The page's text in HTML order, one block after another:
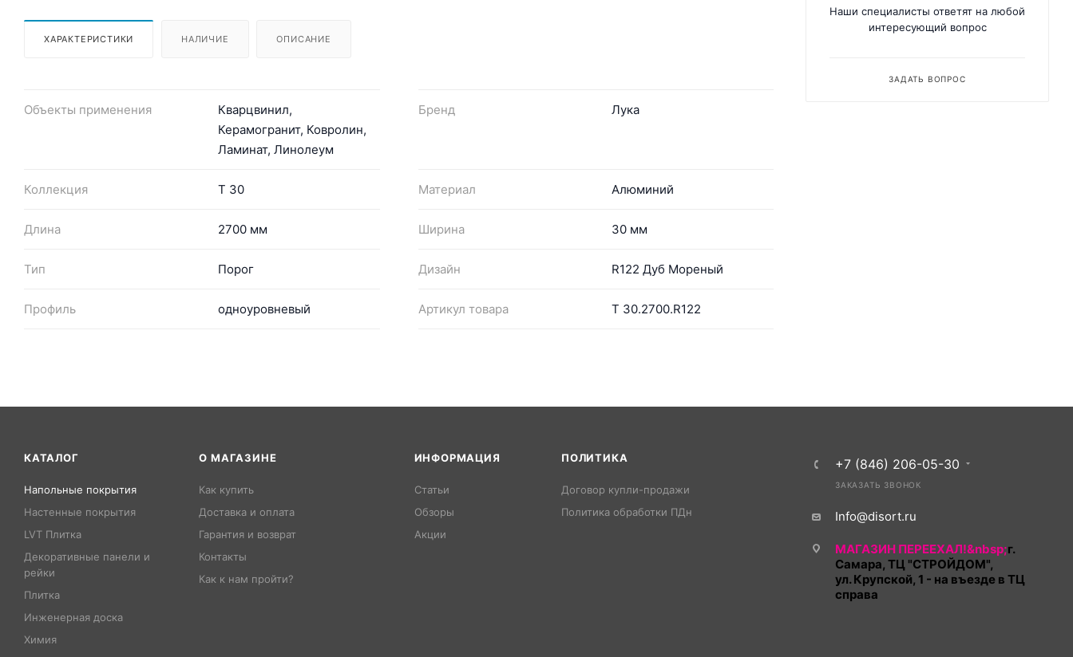
ХАРАКТЕРИСТИКИ НАЛИЧИЕ ОПИСАНИЕ
Объекты применения
Кварцвинил,
Керамогранит, Ковролин,
Ламинат, Линолеум
Бренд Лука
Коллекция Т 30 Материал Алюминий
Длина 2700 мм Ширина 30 мм
Тип Порог Дизайн R122 Дуб Мореный
Профиль одноуровневый Артикул товара Т 30.2700.R122
Наши специалисты ответят на любой
интересующий вопрос
ЗАДАТЬ ВОПРОС
КАТАЛОГ
Напольные покрытия
Настенные покрытия
LVT Плитка
Декоративные панели и
рейки
Плитка
Инженерная доска
Химия
О МАГАЗИНЕ
Как купить
Доставка и оплата
Гарантия и возврат
Контакты
Как к нам пройти?
ИНФОРМАЦИЯ
Статьи
Обзоры
Акции
ПОЛИТИКА
Договор купли-продажи
Политика обработки ПДн
+7 (846) 206-05-30
ЗАКАЗАТЬ ЗВОНОК
Info@disort.ru
МАГАЗИН ПЕРЕЕХАЛ!&nbsp;г.
Самара, ТЦ "СТРОЙДОМ",
ул. Крупской, 1 - на въезде в ТЦ
справа